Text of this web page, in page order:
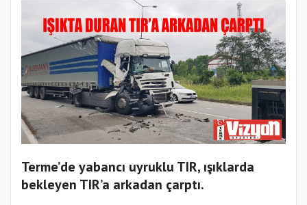
Terme’de yabancı uyruklu TIR, ışıklarda
bekleyen TIR’a arkadan çarptı.